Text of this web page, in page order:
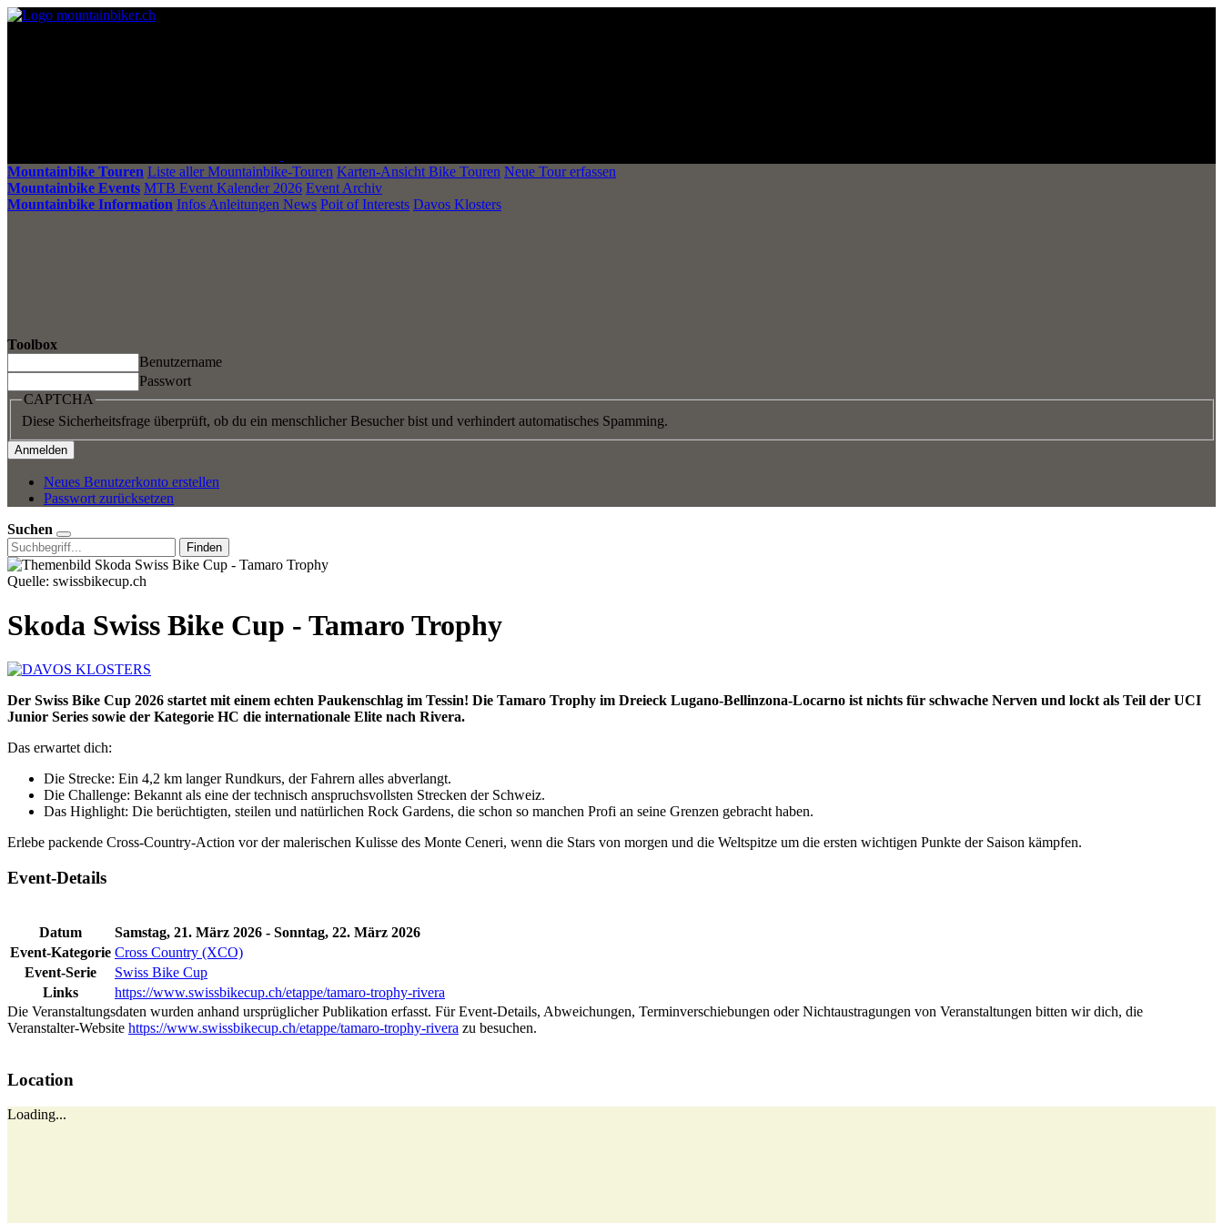
Mountainbike Touren Liste aller Mountainbike-Touren Karten-Ansicht Bike Touren Neue Tour erfassen
Mountainbike Events MTB Event Kalender 2026 Event Archiv
Mountainbike Information Infos Anleitungen News Poit of Interests Davos Klosters
Toolbox
Benutzername
Passwort
CAPTCHA
Diese Sicherheitsfrage überprüft, ob du ein menschlicher Besucher bist und verhindert automatisches Spamming.
Neues Benutzerkonto erstellen
Passwort zurücksetzen
Suchen
Finden
Quelle: swissbikecup.ch
Skoda Swiss Bike Cup - Tamaro Trophy
Der Swiss Bike Cup 2026 startet mit einem echten Paukenschlag im Tessin! Die Tamaro Trophy im Dreieck Lugano-Bellinzona-Locarno ist nichts für schwache Nerven und lockt als Teil der UCI
Junior Series sowie der Kategorie HC die internationale Elite nach Rivera.
Das erwartet dich:
Die Strecke: Ein 4,2 km langer Rundkurs, der Fahrern alles abverlangt.
Die Challenge: Bekannt als eine der technisch anspruchsvollsten Strecken der Schweiz.
Das Highlight: Die berüchtigten, steilen und natürlichen Rock Gardens, die schon so manchen Profi an seine Grenzen gebracht haben.
Erlebe packende Cross-Country-Action vor der malerischen Kulisse des Monte Ceneri, wenn die Stars von morgen und die Weltspitze um die ersten wichtigen Punkte der Saison kämpfen.
Event-Details
Datum
Samstag, 21. März 2026 - Sonntag, 22. März 2026
Event-Kategorie Cross Country (XCO)
Event-Serie
Swiss Bike Cup
Links
https://www.swissbikecup.ch/etappe/tamaro-trophy-rivera
Die Veranstaltungsdaten wurden anhand ursprüglicher Publikation erfasst. Für Event-Details, Abweichungen, Terminverschiebungen oder Nichtaustragungen von Veranstaltungen bitten wir dich, die
Veranstalter-Website https://www.swissbikecup.ch/etappe/tamaro-trophy-rivera zu besuchen.
Location
Loading...